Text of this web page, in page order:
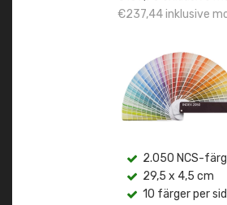
€237,44inklusive
2.050 NCS-
29,5 x 4,5 cm
10 färger per